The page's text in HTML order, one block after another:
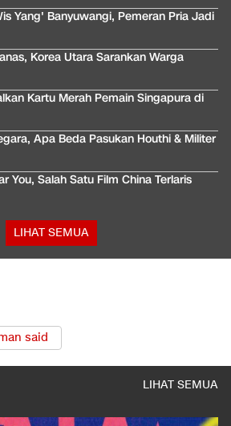
Yang' Banyuwangi, Pemeran Pria Jadi
Korea Utara Sarankan Warga
Kartu Merah Pemain Singapura di
Apa Beda Pasukan Houthi & Militer
You, Salah Satu Film China Terlaris
LIHAT SEMUA
said
LIHAT SEMUA